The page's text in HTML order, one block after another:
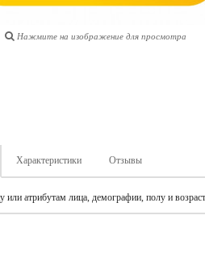
Нажмите на изображение для просмотра
Характеристики Отзывы
или атрибутам лица, демографии, полу и